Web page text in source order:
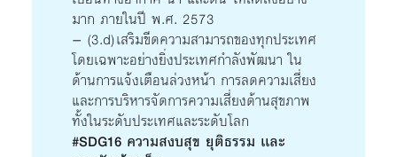
มาก ภายในปี พ.ศ. 2573
– (3.d) เสริมขีดความสามารถของทุกประเทศ
โดยเฉพาะอย่างยิ่งประเทศกำลังพัฒนา ใน
ด้านการแจ้งเตือนล่วงหน้า การลดความเสี่ยง
และการบริหารจัดการความเสี่ยงด้านสุขภาพ
ทั้งในระดับประเทศและระดับโลก
#SDG16 ความสงบสุข ยุติธรรม เเละ